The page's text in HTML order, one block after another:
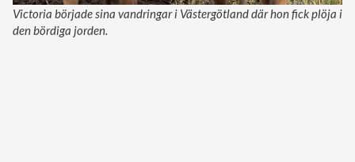
Victoria började sina vandringar i Västergötland där hon fick plöja i
den bördiga jorden.